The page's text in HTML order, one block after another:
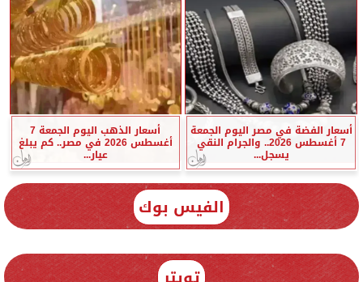
أسعار الفضة في مصر اليوم الجمعة
7 أغسطس 2026.. والجرام النقي
يسجل...
أسعار الذهب اليوم الجمعة 7
أغسطس 2026 في مصر.. كم يبلغ
عيار...
الفيس بوك